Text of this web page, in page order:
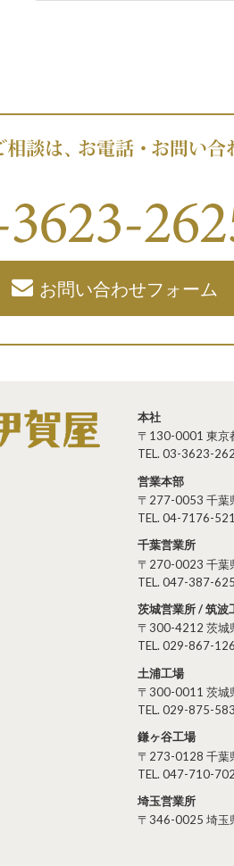
お問い合わせフォーム
本社
〒130-0001 東京
TEL. 03-3623-
営業本部
〒277-0053 千葉
TEL. 04-7176-
千葉営業所
〒270-0023 千葉
TEL. 047-387-
茨城営業所 / 筑波
〒300-4212 茨城
TEL. 029-867-
土浦工場
〒300-0011 茨城
TEL. 029-875-
鎌ヶ谷工場
〒273-0128 千葉
TEL. 047-710-
埼玉営業所
〒346-0025 埼玉